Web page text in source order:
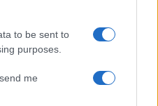
to be sent to
purposes.
me
α' εξάμηνο, στα 550 εκατ.
ευρώ – Καθαρά κέρδη 313
εκατ. ευρώ